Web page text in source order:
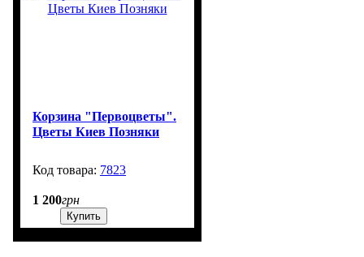
Корзина "Первоцветы".
Цветы Киев Позняки
7823
1 200грн
Купить